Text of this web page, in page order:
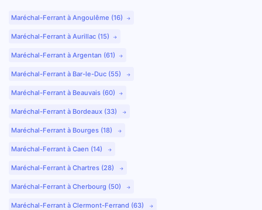
Maréchal-Ferrant à Angoulême (16)
Maréchal-Ferrant à Aurillac (15)
Maréchal-Ferrant à Argentan (61)
Maréchal-Ferrant à Bar-le-Duc (55)
Maréchal-Ferrant à Beauvais (60)
Maréchal-Ferrant à Bordeaux (33)
Maréchal-Ferrant à Bourges (18)
Maréchal-Ferrant à Caen (14)
Maréchal-Ferrant à Chartres (28)
Maréchal-Ferrant à Cherbourg (50)
Maréchal-Ferrant à Clermont-Ferrand (63)